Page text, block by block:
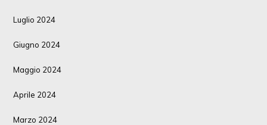
Luglio 2024
Giugno 2024
Maggio 2024
Aprile 2024
Marzo 2024